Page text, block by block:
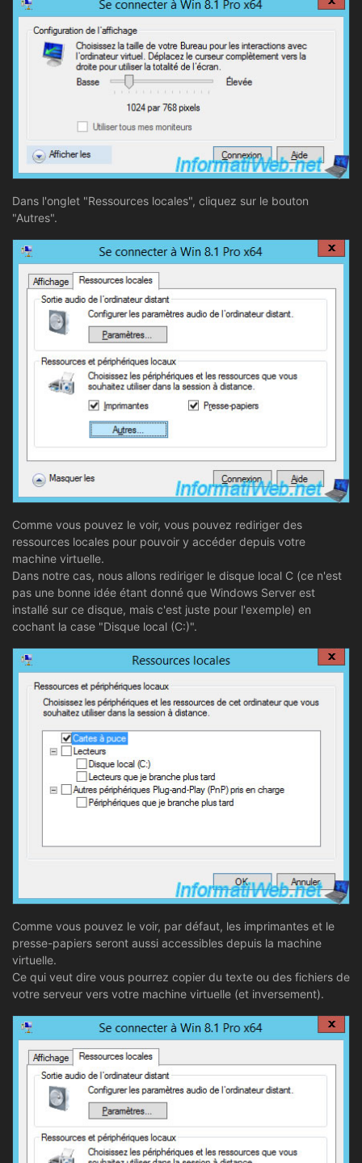
Dans l'onglet "Ressources locales", cliquez sur le bouton
"Autres".
Comme vous pouvez le voir, vous pouvez rediriger des
ressources locales pour pouvoir y accéder depuis votre
machine virtuelle.
Dans notre cas, nous allons rediriger le disque local C (ce n'est
pas une bonne idée étant donné que Windows Server est
installé sur ce disque, mais c'est juste pour l'exemple) en
cochant la case "Disque local (C:)".
Comme vous pouvez le voir, par défaut, les imprimantes et le
presse-papiers seront aussi accessibles depuis la machine
virtuelle.
Ce qui veut dire vous pourrez copier du texte ou des fichiers de
votre serveur vers votre machine virtuelle (et inversement).